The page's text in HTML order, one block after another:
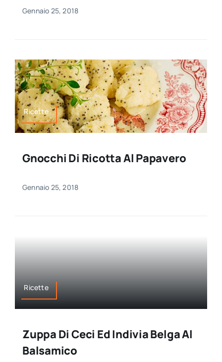
Gennaio 25, 2018
Ricette
Gnocchi Di Ricotta Al Papavero
Gennaio 25, 2018
Ricette
Zuppa Di Ceci Ed Indivia Belga Al
Balsamico